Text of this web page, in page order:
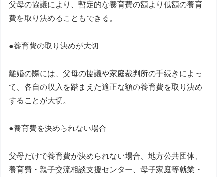
父母の協議により、暫定的な養育費の額より低額の養育
費を取り決めることもできる。
●養育費の取り決めが大切
離婚の際には、父母の協議や家庭裁判所の手続きによっ
て、各自の収入を踏まえた適正な額の養育費を取り決め
することが大切。
●養育費を決められない場合
父母だけで養育費が決められない場合、地方公共団体、
養育費・親子交流相談支援センター、母子家庭等就業・